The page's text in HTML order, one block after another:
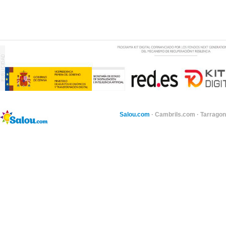
Salou.com · Cambrils.com ·